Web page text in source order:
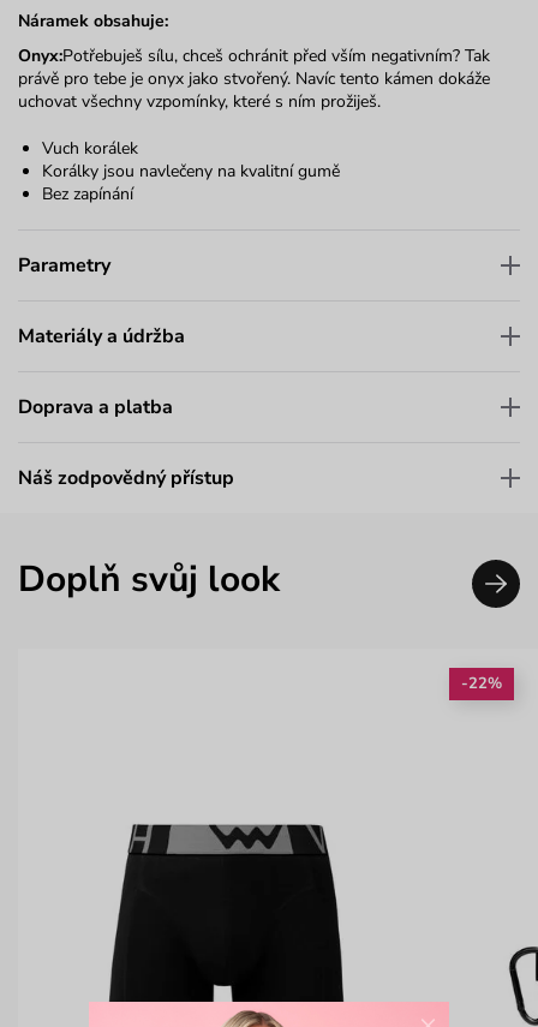
Náramek obsahuje:
Onyx:Potřebuješ sílu, chceš ochránit před vším negativním? Tak
právě pro tebe je onyx jako stvořený. Navíc tento kámen dokáže
uchovat všechny vzpomínky, které s ním prožiješ.
Vuch korálek
Korálky jsou navlečeny na kvalitní gumě
Bez zapínání
Parametry
Materiály a údržba
Doprava a platba
Náš zodpovědný přístup
Doplň svůj look
-22%